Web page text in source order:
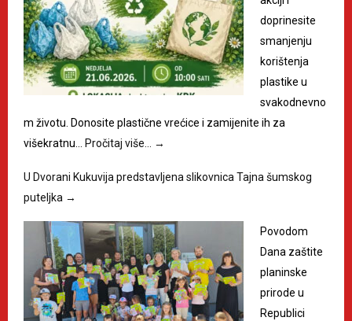
doprinesite
smanjenju
korištenja
plastike u
svakodnevno
m životu. Donosite plastične vrećice i zamijenite ih za
višekratnu…
Pročitaj više… →
U Dvorani Kukuvija predstavljena slikovnica Tajna šumskog
puteljka →
Povodom
Dana zaštite
planinske
prirode u
Republici